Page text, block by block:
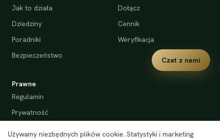
Jak to działa
Dziedziny
Poradniki
Bezpieczeństwo
Dołącz
Cennik
Weryfikacja
Prawne
Regulamin
Prywatność
Czat z nami
Używamy niezbędnych plików cookie. Statystyki i marketing